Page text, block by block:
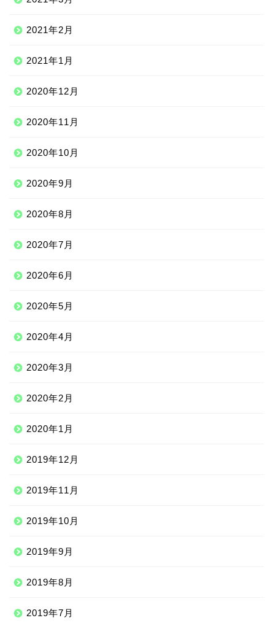
2021年2月
2021年1月
2020年12月
2020年11月
2020年10月
2020年9月
2020年8月
2020年7月
2020年6月
2020年5月
2020年4月
2020年3月
2020年2月
2020年1月
2019年12月
2019年11月
2019年10月
2019年9月
2019年8月
2019年7月